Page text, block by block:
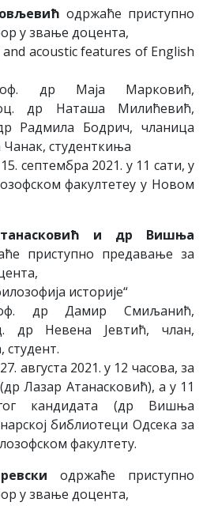
одржаће приступно
у звање доцента,
acoustic features of English
др Маја Марковић,
др Наташа Милићевић,
Радмила Бодрич, чланица
студенткиња
септембра 2021. у 11 сати, у
факултетеу у Новом
и др Вишња
приступно предавање за
историје“
др Дамир Смиљанић,
др Невена Јевтић, члан,
августа 2021. у 12 часова, за
Лазар Атанасковић), а у 11
кандидата (др Вишња
библиотеци Одсека за
факултету.
одржаће приступно
у звање доцента,